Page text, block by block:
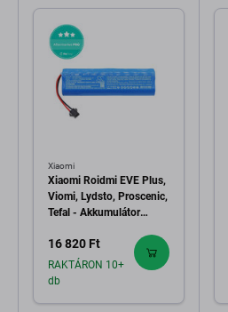
Xiaomi
Xiaomi Roidmi EVE Plus,
Viomi, Lydsto, Proscenic,
Tefal - Akkumulátor
SUN-INTE-181,
H18650CH-4S2P Li-Ion
14.4V 6700mAh HQ
16 820 Ft
RAKTÁRON 10+
db